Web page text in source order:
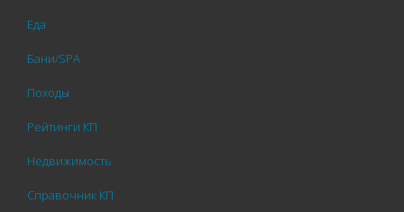
Еда
Бани/SPA
Походы
Рейтинги КП
Недвижимость
Справочник КП